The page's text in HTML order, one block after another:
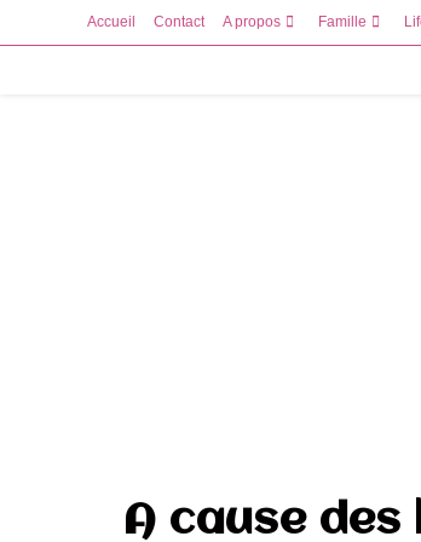
to
Accueil Contact A propos Famille
A cause